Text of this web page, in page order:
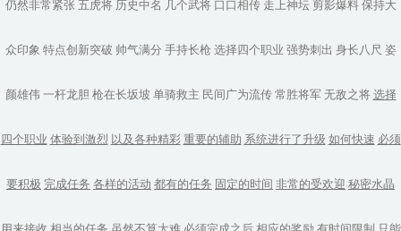
仍然非常紧张 五虎将 历史中名 几个武将 口口相传 走上神坛 剪影爆料 保持大
众印象 特点创新突破 帅气满分 手持长枪 选择四个职业 强势刺出 身长八尺 姿
颜雄伟 一杆龙胆 枪在长坂坡 单骑救主 民间广为流传 常胜将军 无敌之将 选择
四个职业 体验到激烈 以及各种精彩 重要的辅助 系统进行了升级 如何快速 必须
要积极 完成任务 各样的活动 都有的任务 固定的时间 非常的受欢迎 秘密水晶